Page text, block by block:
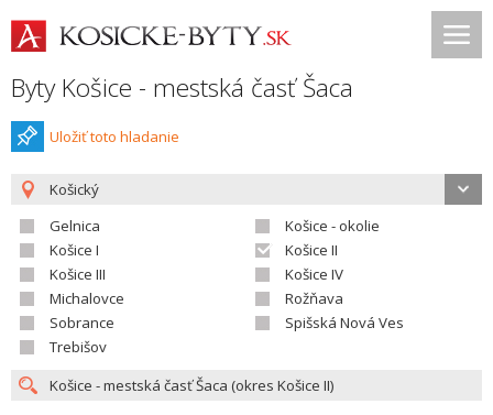
Byty Košice - mestská časť Šaca
Uložiť toto hladanie
Košický
Gelnica
Košice - okolie
Košice I
Košice II
Košice III
Košice IV
Michalovce
Rožňava
Sobrance
Spišská Nová Ves
Trebišov